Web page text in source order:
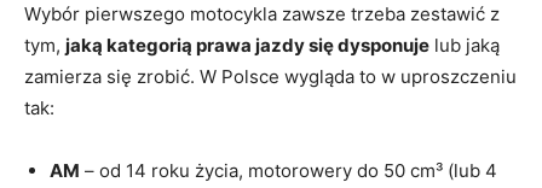
Wybór pierwszego motocykla zawsze trzeba zestawić z
tym, jaką kategorią prawa jazdy się dysponuje lub jaką
zamierza się zrobić. W Polsce wygląda to w uproszczeniu
tak:
AM – od 14 roku życia, motorowery do 50 cm³ (lub 4